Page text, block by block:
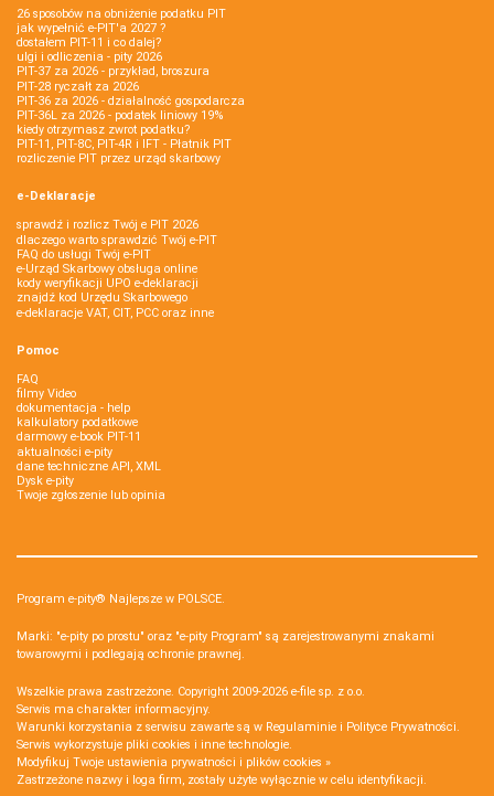
26 sposobów na obniżenie podatku PIT
jak wypełnić e-PIT'a 2027 ?
dostałem PIT-11 i co dalej?
ulgi i odliczenia - pity 2026
PIT-37 za 2026 - przykład, broszura
PIT-28 ryczałt za 2026
PIT-36 za 2026 - działalność gospodarcza
PIT-36L za 2026 - podatek liniowy 19%
kiedy otrzymasz zwrot podatku?
PIT-11, PIT-8C, PIT-4R i IFT - Płatnik PIT
rozliczenie PIT przez urząd skarbowy
e-Deklaracje
sprawdź i rozlicz Twój e PIT 2026
dlaczego warto sprawdzić Twój e-PIT
FAQ do usługi Twój e-PIT
e-Urząd Skarbowy obsługa online
kody weryfikacji UPO e-deklaracji
znajdź kod Urzędu Skarbowego
e-deklaracje VAT, CIT, PCC oraz inne
Pomoc
FAQ
filmy Video
dokumentacja - help
kalkulatory podatkowe
darmowy e-book PIT-11
aktualności e-pity
dane techniczne API, XML
Dysk e-pity
Twoje zgłoszenie lub opinia
Program e-pity® Najlepsze w POLSCE.
Marki: "e-pity po prostu" oraz "e-pity Program" są zarejestrowanymi znakami
towarowymi i podlegają ochronie prawnej.
Wszelkie prawa zastrzeżone. Copyright 2009-2026 e-file sp. z o.o.
Serwis ma charakter informacyjny.
Warunki korzystania z serwisu zawarte są w Regulaminie i Polityce Prywatności.
Serwis wykorzystuje pliki cookies i inne technologie.
Modyfikuj Twoje ustawienia prywatności i plików cookies »
Zastrzeżone nazwy i loga firm, zostały użyte wyłącznie w celu identyfikacji.